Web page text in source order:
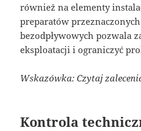
również na elementy
preparatów
bezodpływowych pozwala
eksploatacji i ograniczyć
Wskazówka: Czytaj
Kontrola